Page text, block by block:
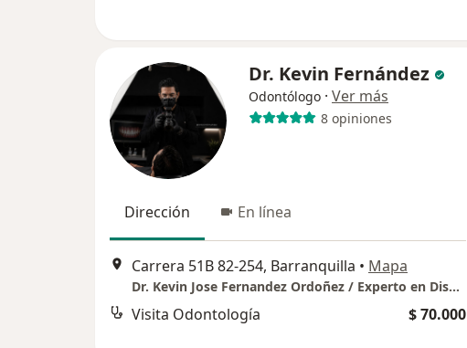
Dr. Kevin Fernández
Odontólogo · Ver más
8 opiniones
Dirección En línea
Carrera 51B 82-254, Barranquilla • Mapa
Dr. Kevin Jose Fernandez Ordoñez / Experto en Diseños de Sonrisas
Visita Odontología $ 70.000